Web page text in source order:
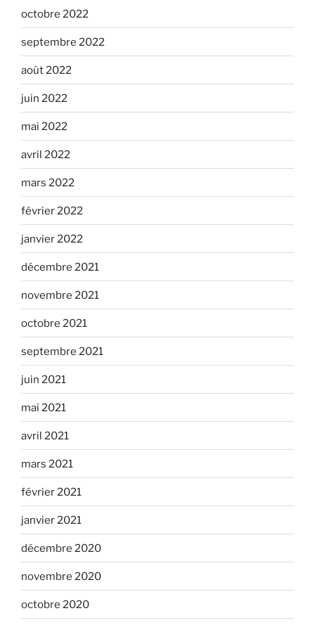
octobre 2022
septembre 2022
août 2022
juin 2022
mai 2022
avril 2022
mars 2022
février 2022
janvier 2022
décembre 2021
novembre 2021
octobre 2021
septembre 2021
juin 2021
mai 2021
avril 2021
mars 2021
février 2021
janvier 2021
décembre 2020
novembre 2020
octobre 2020